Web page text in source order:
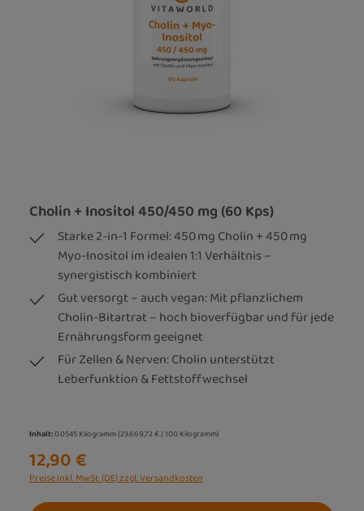
Cholin + Inositol 450/450 mg (60 Kps)
Starke 2-in-1 Formel: 450 mg Cholin + 450 mg
Myo-Inositol im idealen 1:1 Verhältnis –
synergistisch kombiniert
Gut versorgt – auch vegan: Mit pflanzlichem
Cholin-Bitartrat – hoch bioverfügbar und für jede
Ernährungsform geeignet
Für Zellen & Nerven: Cholin unterstützt
Leberfunktion & Fettstoffwechsel
Inhalt:0.0545 Kilogramm(23.669,72 € / 100 Kilogramm)
12,90 €
Preise inkl. MwSt. (DE) zzgl. Versandkosten